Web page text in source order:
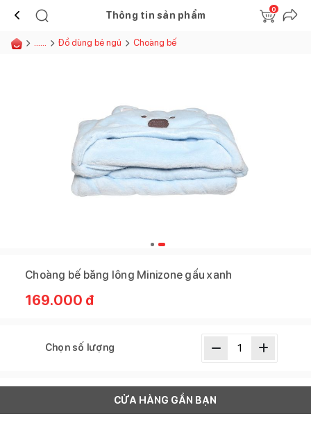
Thông tin sản phẩm
0
...... Đồ dùng bé ngủ Choàng bế
Choàng bế băng lông Minizone gấu xanh
169.000 đ
Chọn số lượng
CỬA HÀNG GẦN BẠN